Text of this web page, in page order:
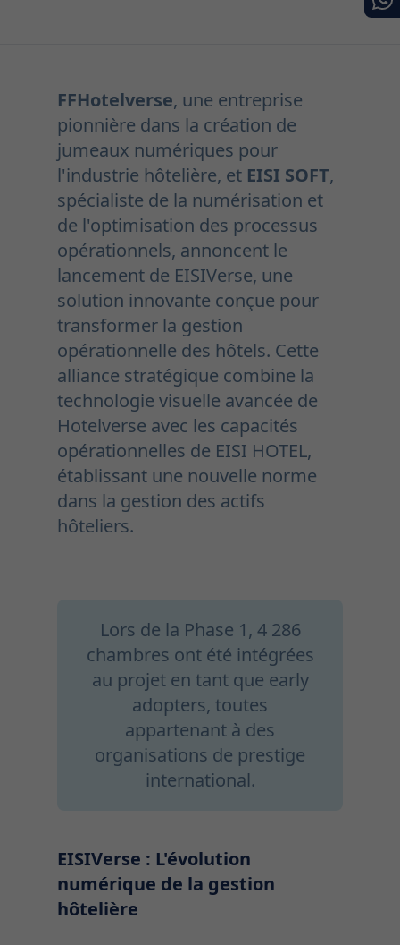
FFHotelverse, une entreprise
pionnière dans la création de
jumeaux numériques pour
l'industrie hôtelière, et EISI SOFT,
spécialiste de la numérisation et
de l'optimisation des processus
opérationnels, annoncent le
lancement de EISIVerse, une
solution innovante conçue pour
transformer la gestion
opérationnelle des hôtels. Cette
alliance stratégique combine la
technologie visuelle avancée de
Hotelverse avec les capacités
opérationnelles de EISI HOTEL,
établissant une nouvelle norme
dans la gestion des actifs
hôteliers.
Lors de la Phase 1, 4 286
chambres ont été intégrées
au projet en tant que early
adopters, toutes
appartenant à des
organisations de prestige
international.
EISIVerse : L'évolution
numérique de la gestion
hôtelière